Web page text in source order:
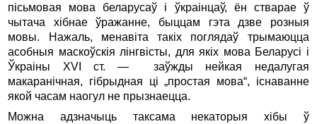
пісьмовая мова беларусаў і ўкраінцаў, ён стварае ў
чытача хібнае ўражанне, быццам гэта дзве розныя
мовы. Нажаль, менавіта такіх поглядаў трымаюцца
асобныя маскоўскія лінгвісты, для якіх мова Беларусі і
Ўкраіны XVI ст. — заўжды нейкая недалугая
макаранічная, гібрыдная ці „простая мова“, існаванне
якой часам наогул не пры­знаецца.
Можна адзначыць таксама некаторыя хібы ў